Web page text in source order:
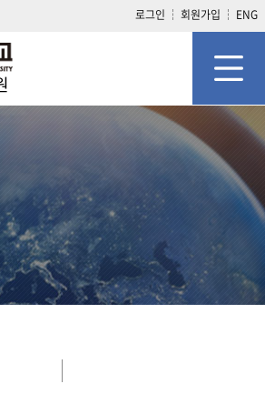
로그인 회원가입 ENG